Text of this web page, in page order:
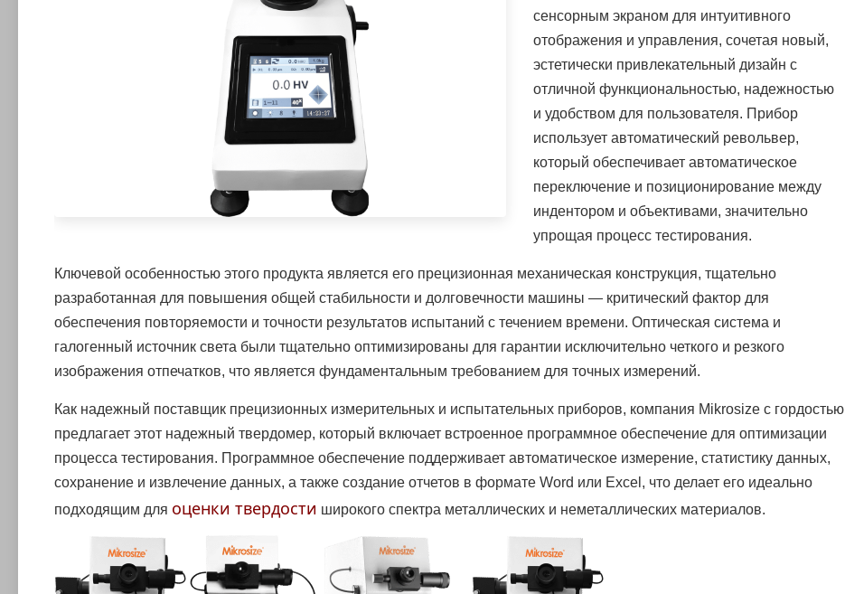
сенсорным экраном для интуитивного
отображения и управления, сочетая новый,
эстетически привлекательный дизайн с
отличной функциональностью, надежностью
и удобством для пользователя. Прибор
использует автоматический револьвер,
который обеспечивает автоматическое
переключение и позиционирование между
индентором и объективами, значительно
упрощая процесс тестирования.
Ключевой особенностью этого продукта является его прецизионная механическая конструкция, тщательно
разработанная для повышения общей стабильности и долговечности машины — критический фактор для
обеспечения повторяемости и точности результатов испытаний с течением времени. Оптическая система и
галогенный источник света были тщательно оптимизированы для гарантии исключительно четкого и резкого
изображения отпечатков, что является фундаментальным требованием для точных измерений.
Как надежный поставщик прецизионных измерительных и испытательных приборов, компания Mikrosize с гордостью
предлагает этот надежный твердомер, который включает встроенное программное обеспечение для оптимизации
процесса тестирования. Программное обеспечение поддерживает автоматическое измерение, статистику данных,
сохранение и извлечение данных, а также создание отчетов в формате Word или Excel, что делает его идеально
подходящим для оценки твердости широкого спектра металлических и неметаллических материалов.